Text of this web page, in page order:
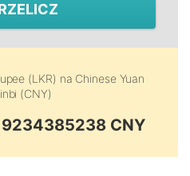
(LKR) na Chinese Yuan
(CNY)
CNY